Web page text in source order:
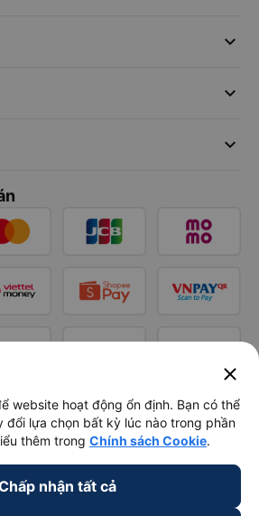
keyboard_arrow_down
keyboard_arrow_down
keyboard_arrow_down
close
website hoạt động ổn định. Bạn có thể
đổi lựa chọn bất kỳ lúc nào trong phần
thêm trong Chính sách Cookie.
nhận tất cả